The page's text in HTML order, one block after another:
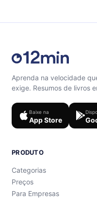
Aprenda na velocidade
exige. Resumos de livros
Baixe na
App Store
PRODUTO
Categorias
Preços
Para Empresas